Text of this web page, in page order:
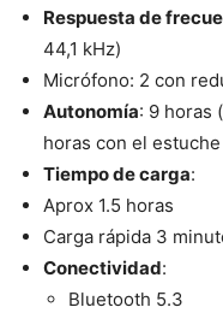
Respuesta de
44,1 kHz)
Micrófono: 2 con
Autonomía: 9 horas
horas con el
Tiempo de carga:
Aprox 1.5 horas
Carga rápida 3
Conectividad:
Bluetooth 5.3